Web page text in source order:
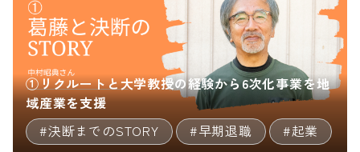
税務調査、労基臨
□新任管理職のマネジメント
研修
※昇給・賞与配分計算、人件
費管理、給与・社会保険、休
職復職管理、労働時間管理、
①リクルートと大学教授の経験から6次化事業を地
域産業を支援
#決断までのSTORY
#早期退職 #起業